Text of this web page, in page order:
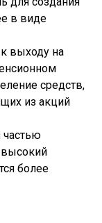
в виде
выходу на
средств,
из акций
частью
высокий
более